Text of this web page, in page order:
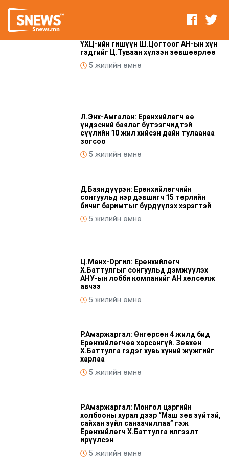
ҮХЦ-ийн гишүүн Ш.Цогтоог АН-ын хүн
гэдгийг Ц.Туваан хүлээн зөвшөөрлөө
5 жилийн өмнө
Л.Энх-Амгалан: Ерөнхийлөгч өө
үндэсний баялаг бүтээгчидтэй
сүүлийн 10 жил хийсэн дайн тулаанаа
зогсоо
5 жилийн өмнө
Д.Баяндүүрэн: Ерөнхийлөгчийн
сонгуульд нэр дэвшигч 15 төрлийн
бичиг баримтыг бүрдүүлэх хэрэгтэй
5 жилийн өмнө
Ц.Мөнх-Оргил: Ерөнхийлөгч
Х.Баттулгыг сонгуульд дэмжүүлэх
АНУ-ын лобби компанийг АН хөлсөлж
авчээ
5 жилийн өмнө
Р.Амаржаргал: Өнгөрсөн 4 жилд бид
Ерөнхийлөгчөө харсангүй. Зөвхөн
Х.Баттулга гэдэг хувь хүний жүжгийг
харлаа
5 жилийн өмнө
Р.Амаржаргал: Монгол цэргийн
холбооны хурал дээр “Маш зөв зүйтэй,
сайхан зүйл санаачиллаа” гэж
Ерөнхийлөгч Х.Баттулга илгээлт
ирүүлсэн
5 жилийн өмнө